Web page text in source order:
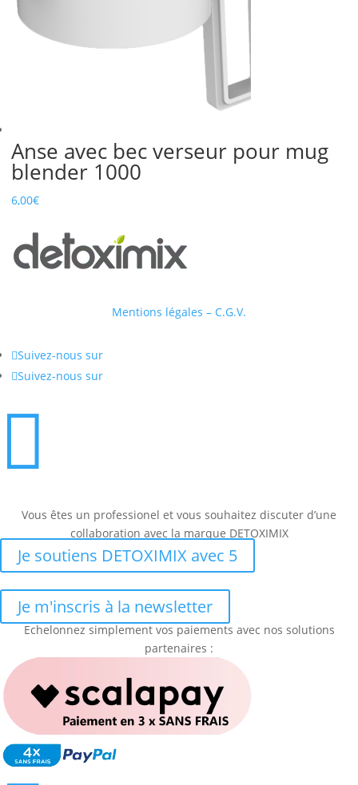
Anse avec bec verseur pour mug
blender 1000
6,00€
Mentions légales – C.G.V.
Suivez-nous sur
Suivez-nous sur

Vous êtes un professionel et vous souhaitez discuter d’une
collaboration avec la marque DETOXIMIX
Je soutiens DETOXIMIX avec 5
Je m'inscris à la newsletter
Echelonnez simplement vos paiements avec nos solutions
partenaires :